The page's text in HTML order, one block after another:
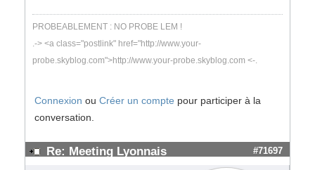
PROBEABLEMENT : NO PROBE LEM !
.-> <a class="postlink" href="http://www.your-
probe.skyblog.com">http://www.your-probe.skyblog.com <-.
Connexion ou Créer un compte pour participer à la
conversation.
Re: Meeting Lyonnais #71697